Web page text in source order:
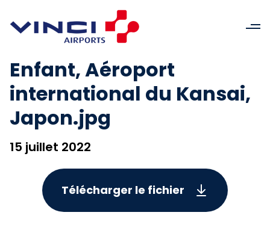
Enfant, Aéroport
international du Kansai,
Japon.jpg
15 juillet 2022
Télécharger le fichier